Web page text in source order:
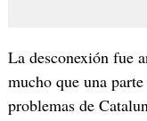
La desconexión fue
mucho que una
problemas de